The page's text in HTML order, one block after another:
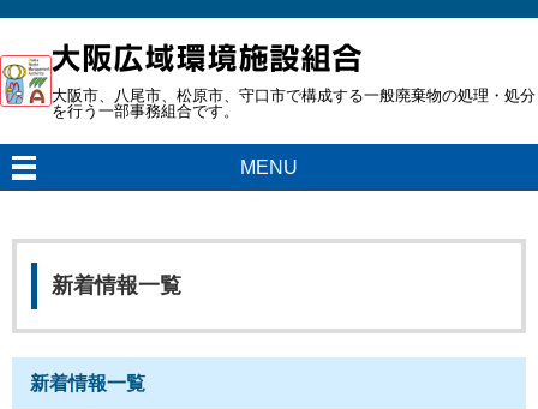
大阪市、八尾市、松原市、守口市で構成する一般廃棄物の処理・処分
を行う一部事務組合です。
MENU
新着情報一覧
新着情報一覧